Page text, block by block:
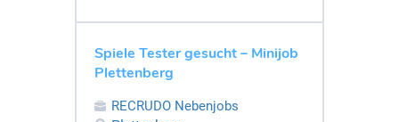
Spiele Tester gesucht – Minijob
Plettenberg
RECRUDO Nebenjobs